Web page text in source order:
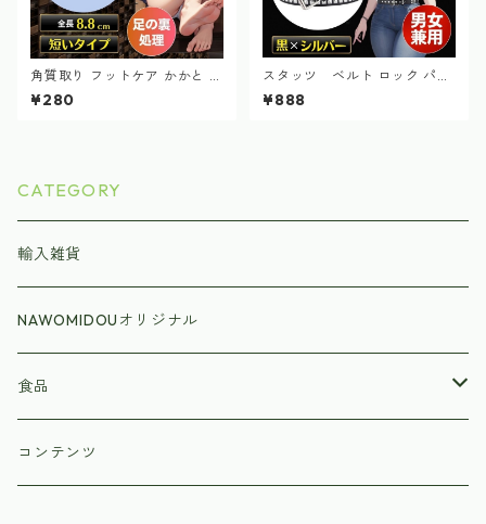
角質取り フットケア かかと 魚
の目 フットケア 足元 ショート
タイプ つるつる
¥280
スタッツ ベルト ロック パン
ク メンズ レディース ハー
ド フリーサイズ
¥888
CATEGORY
輸入雑貨
NAWOMIDOUオリジナル
食品
ラーメン
コンテンツ